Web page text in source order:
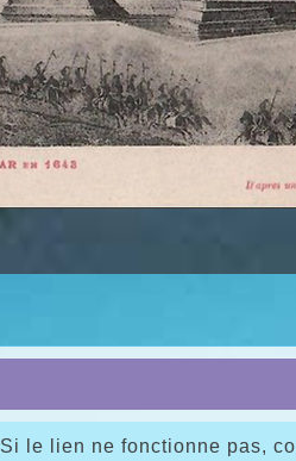
Si le lien ne fonctionne pas,